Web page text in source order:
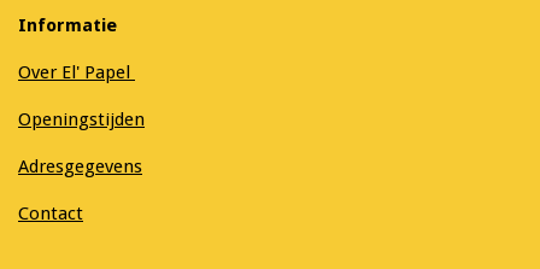
Informatie
Over El' Papel
Openingstijden
Adresgegevens
Contact